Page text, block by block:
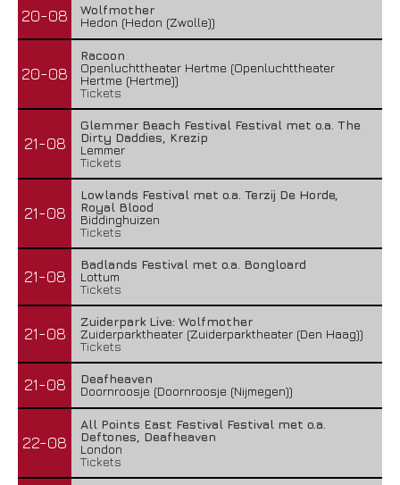
20-08
Wolfmother
Hedon (Hedon (Zwolle))
20-08
Racoon
Openluchttheater Hertme (Openluchttheater
Hertme (Hertme))
Tickets
21-08
Glemmer Beach Festival Festival met o.a. The
Dirty Daddies, Krezip
Lemmer
Tickets
21-08
Lowlands Festival met o.a. Terzij De Horde,
Royal Blood
Biddinghuizen
Tickets
21-08
Badlands Festival met o.a. Bongloard
Lottum
Tickets
21-08
Zuiderpark Live: Wolfmother
Zuiderparktheater (Zuiderparktheater (Den Haag))
Tickets
21-08
Deafheaven
Doornroosje (Doornroosje (Nijmegen))
22-08
All Points East Festival Festival met o.a.
Deftones, Deafheaven
London
Tickets